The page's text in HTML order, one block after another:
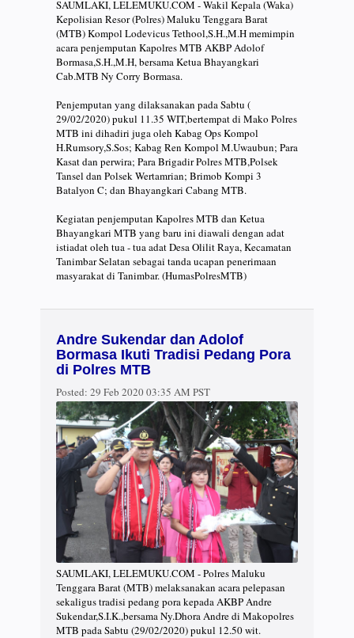
SAUMLAKI, LELEMUKU.COM - Wakil Kepala (Waka)
Kepolisian Resor (Polres) Maluku Tenggara Barat
(MTB) Kompol Lodevicus Tethool,S.H.,M.H memimpin
acara penjemputan Kapolres MTB AKBP Adolof
Bormasa,S.H.,M.H, bersama Ketua Bhayangkari
Cab.MTB Ny Corry Bormasa.
Penjemputan yang dilaksanakan pada Sabtu (
29/02/2020) pukul 11.35 WIT,bertempat di Mako Polres
MTB ini dihadiri juga oleh Kabag Ops Kompol
H.Rumsory,S.Sos; Kabag Ren Kompol M.Uwaubun; Para
Kasat dan perwira; Para Brigadir Polres MTB,Polsek
Tansel dan Polsek Wertamrian; Brimob Kompi 3
Batalyon C; dan Bhayangkari Cabang MTB.
Kegiatan penjemputan Kapolres MTB dan Ketua
Bhayangkari MTB yang baru ini diawali dengan adat
istiadat oleh tua - tua adat Desa Olilit Raya, Kecamatan
Tanimbar Selatan sebagai tanda ucapan penerimaan
masyarakat di Tanimbar. (HumasPolresMTB)
Andre Sukendar dan Adolof
Bormasa Ikuti Tradisi Pedang Pora
di Polres MTB
Posted: 29 Feb 2020 03:35 AM PST
SAUMLAKI, LELEMUKU.COM - Polres Maluku
Tenggara Barat (MTB) melaksanakan acara pelepasan
sekaligus tradisi pedang pora kepada AKBP Andre
Sukendar,S.I.K.,bersama Ny.Dhora Andre di Makopolres
MTB pada Sabtu (29/02/2020) pukul 12.50 wit.